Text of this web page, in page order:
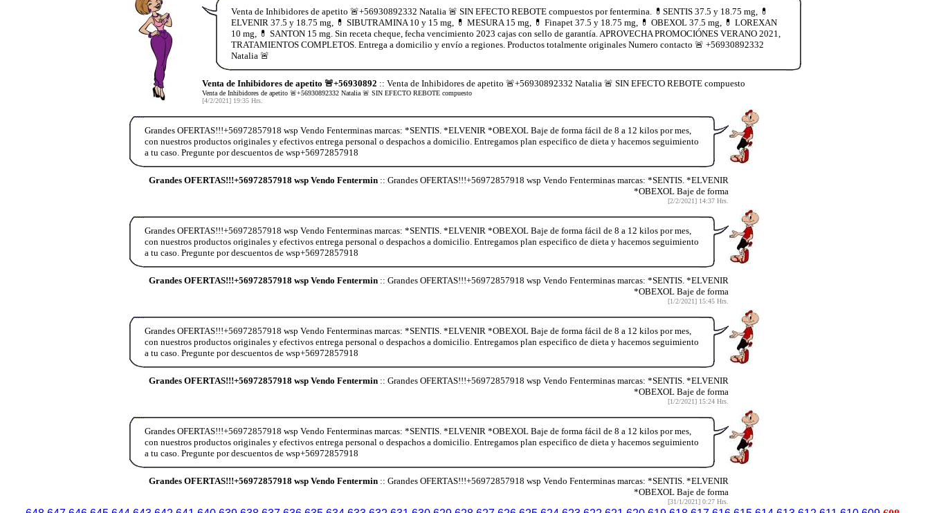
Venta de Inhibidores de apetito 🚨+56930892332 Natalia 🚨 SIN EFECTO REBOTE compuestos por fentermina. 💊SENTIS 37.5 y 18.75 mg, 💊
ELVENIR 37.5 y 18.75 mg, 💊 SIBUTRAMINA 10 y 15 mg, 💊 MESURA 15 mg, 💊 Finapet 37.5 y 18.75 mg, 💊 OBEXOL 37.5 mg, 💊 LOREXAN
10 mg, 💊 SANTON 15 mg. Sin receta cheque, fecha vencimiento 2023 cajas con sello de garantía. APROVECHA PROMOCIÓNES VERANO 2021,
TRATAMIENTOS COMPLETOS. Entrega a domicilio y envío a regiones. Productos totalmente originales Numero contacto 🚨 +56930892332
Natalia 🚨
Venta de Inhibidores de apetito 🚨+56930892 :: Venta de Inhibidores de apetito 🚨+56930892332 Natalia 🚨 SIN EFECTO REBOTE compuesto
Venta de Inhibidores de apetito 🚨+56930892332 Natalia 🚨 SIN EFECTO REBOTE compuesto
[4/2/2021] 19:35 Hrs.
Grandes OFERTAS!!!+56972857918 wsp Vendo Fenterminas marcas: *SENTIS. *ELVENIR *OBEXOL Baje de forma fácil de 8 a 12 kilos por mes,
con nuestros productos originales y efectivos entrega personal o despachos a domicilio. Entregamos plan especifico de dieta y hacemos seguimiento
a tu caso. Pregunte por descuentos de wsp+56972857918
Grandes OFERTAS!!!+56972857918 wsp Vendo Fentermin:: Grandes OFERTAS!!!+56972857918 wsp Vendo Fenterminas marcas: *SENTIS. *ELVENIR
*OBEXOL Baje de forma
[2/2/2021] 14:37 Hrs.
Grandes OFERTAS!!!+56972857918 wsp Vendo Fenterminas marcas: *SENTIS. *ELVENIR *OBEXOL Baje de forma fácil de 8 a 12 kilos por mes,
con nuestros productos originales y efectivos entrega personal o despachos a domicilio. Entregamos plan especifico de dieta y hacemos seguimiento
a tu caso. Pregunte por descuentos de wsp+56972857918
Grandes OFERTAS!!!+56972857918 wsp Vendo Fentermin:: Grandes OFERTAS!!!+56972857918 wsp Vendo Fenterminas marcas: *SENTIS. *ELVENIR
*OBEXOL Baje de forma
[1/2/2021] 15:45 Hrs.
Grandes OFERTAS!!!+56972857918 wsp Vendo Fenterminas marcas: *SENTIS. *ELVENIR *OBEXOL Baje de forma fácil de 8 a 12 kilos por mes,
con nuestros productos originales y efectivos entrega personal o despachos a domicilio. Entregamos plan especifico de dieta y hacemos seguimiento
a tu caso. Pregunte por descuentos de wsp+56972857918
Grandes OFERTAS!!!+56972857918 wsp Vendo Fentermin:: Grandes OFERTAS!!!+56972857918 wsp Vendo Fenterminas marcas: *SENTIS. *ELVENIR
*OBEXOL Baje de forma
[1/2/2021] 15:24 Hrs.
Grandes OFERTAS!!!+56972857918 wsp Vendo Fenterminas marcas: *SENTIS. *ELVENIR *OBEXOL Baje de forma fácil de 8 a 12 kilos por mes,
con nuestros productos originales y efectivos entrega personal o despachos a domicilio. Entregamos plan especifico de dieta y hacemos seguimiento
a tu caso. Pregunte por descuentos de wsp+56972857918
Grandes OFERTAS!!!+56972857918 wsp Vendo Fentermin:: Grandes OFERTAS!!!+56972857918 wsp Vendo Fenterminas marcas: *SENTIS. *ELVENIR
*OBEXOL Baje de forma
[31/1/2021] 0:27 Hrs.